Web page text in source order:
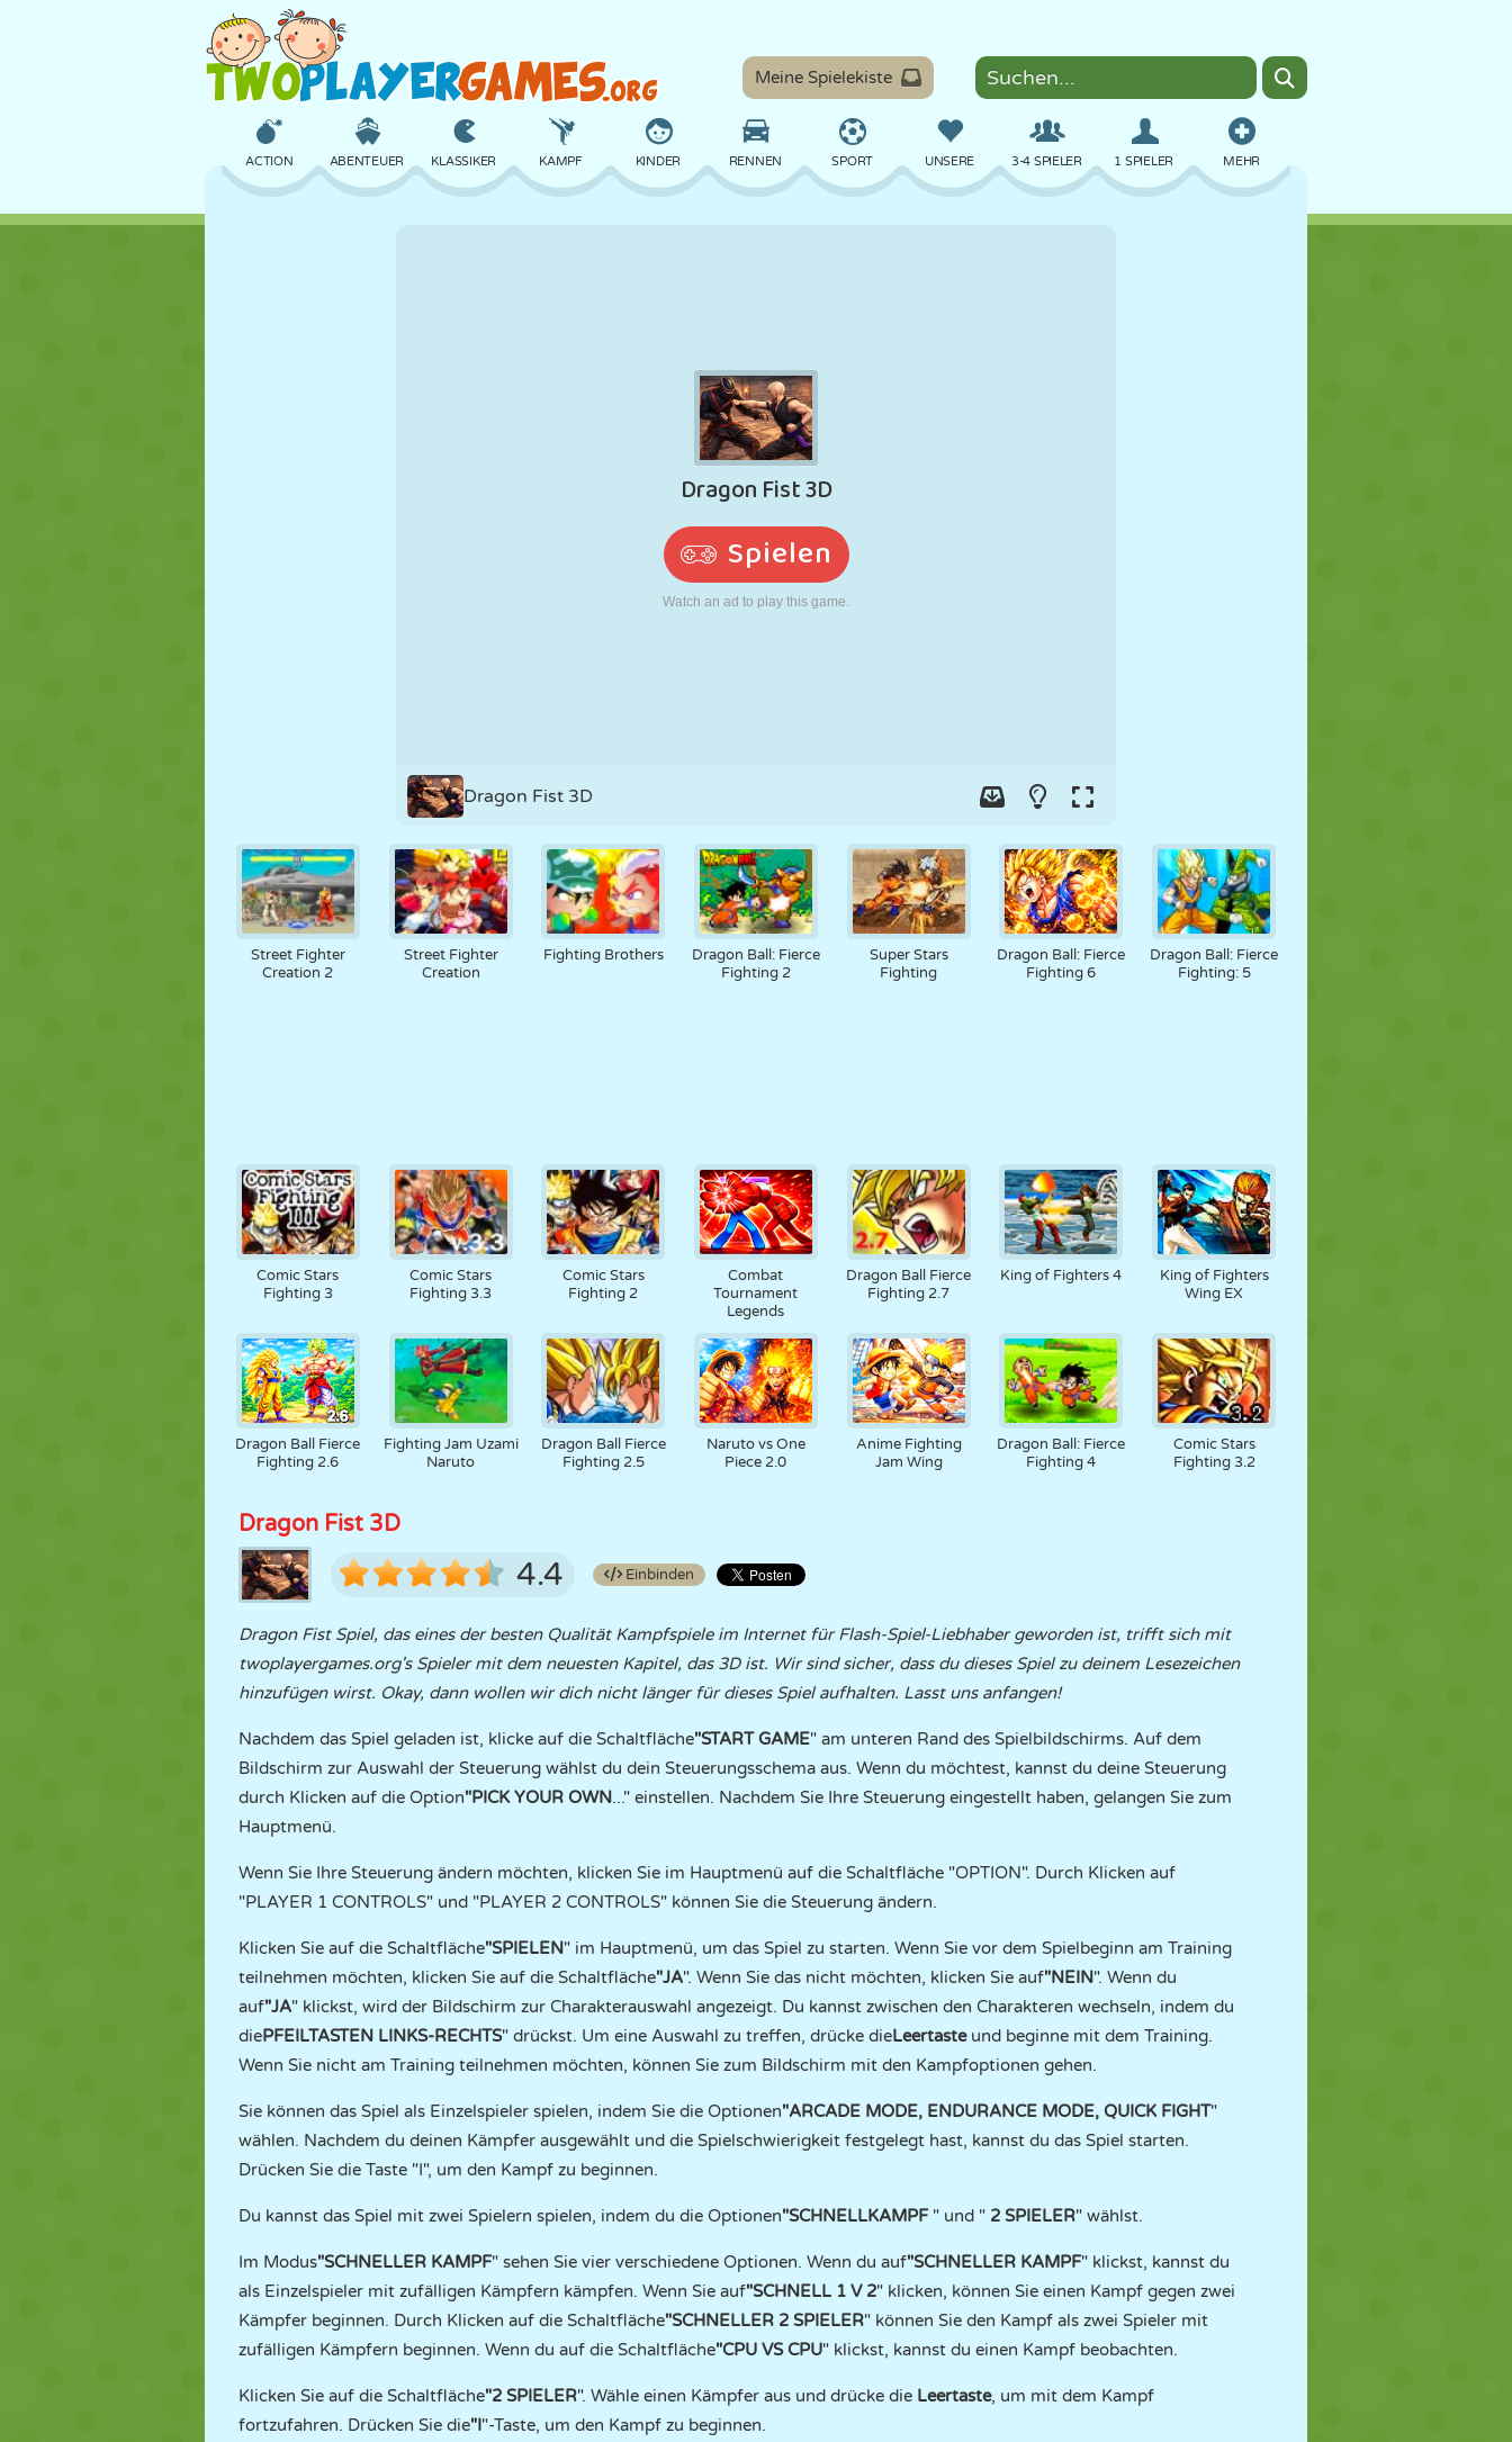
Meine Spielekiste
MEHR
ACTION ABENTEUER KLASSIKER KAMPF KINDER RENNEN SPORT UNSERE 3-4 SPIELER 1 SPIELER
MONSTER
ROBOTER SCHULE
Dragon Fist 3D
Street Fighter
Creation 2
Street Fighter
Creation
Fighting Brothers
Dragon Ball: Fierce
Fighting 2
Super Stars
Fighting
Dragon Ball: Fierce
Fighting 6
Dragon Ball: Fierce
Fighting: 5
Comic Stars
Fighting 3
Comic Stars
Fighting 3.3
Comic Stars
Fighting 2
Combat
Tournament
Legends
Dragon Ball Fierce
Fighting 2.7
King of Fighters 4
King of Fighters
Wing EX
Dragon Ball Fierce
Fighting 2.6
Fighting Jam Uzami
Naruto
Dragon Ball Fierce
Fighting 2.5
Naruto vs One
Piece 2.0
Anime Fighting
Jam Wing
Dragon Ball: Fierce
Fighting 4
Comic Stars
Fighting 3.2
Dragon Fist 3D
4.4 Einbinden
Dragon Fist Spiel, das eines der besten Qualität Kampfspiele im Internet für Flash-Spiel-Liebhaber geworden ist, trifft sich mit
twoplayergames.org's Spieler mit dem neuesten Kapitel, das 3D ist. Wir sind sicher, dass du dieses Spiel zu deinem Lesezeichen
hinzufügen wirst. Okay, dann wollen wir dich nicht länger für dieses Spiel aufhalten. Lasst uns anfangen!
Nachdem das Spiel geladen ist, klicke auf die Schaltfläche"STARTGAME" am unteren Rand des Spielbildschirms. Auf dem
Bildschirm zur Auswahl der Steuerung wählst du dein Steuerungsschema aus. Wenn du möchtest, kannst du deine Steuerung
durch Klicken auf die Option"PICK YOUR OWN..." einstellen. Nachdem Sie Ihre Steuerung eingestellt haben, gelangen Sie zum
Hauptmenü.
Wenn Sie Ihre Steuerung ändern möchten, klicken Sie im Hauptmenü auf die Schaltfläche "OPTION". Durch Klicken auf
"PLAYER 1 CONTROLS" und "PLAYER 2 CONTROLS" können Sie die Steuerung ändern.
Klicken Sie auf die Schaltfläche"SPIELEN" im Hauptmenü, um das Spiel zu starten. Wenn Sie vor dem Spielbeginn am Training
teilnehmen möchten, klicken Sie auf die Schaltfläche"JA". Wenn Sie das nicht möchten, klicken Sie auf"NEIN". Wenn du
auf"JA" klickst, wird der Bildschirm zur Charakterauswahl angezeigt. Du kannst zwischen den Charakteren wechseln, indem du
diePFEILTASTEN LINKS-RECHTS" drückst. Um eine Auswahl zu treffen, drücke dieLeertasteund beginne mit dem Training.
Wenn Sie nicht am Training teilnehmen möchten, können Sie zum Bildschirm mit den Kampfoptionen gehen.
Sie können das Spiel als Einzelspieler spielen, indem Sie die Optionen"ARCADE MODE, ENDURANCE MODE, QUICK FIGHT"
wählen. Nachdem du deinen Kämpfer ausgewählt und die Spielschwierigkeit festgelegt hast, kannst du das Spiel starten.
Drücken Sie die Taste "I", um den Kampf zu beginnen.
Du kannst das Spiel mit zwei Spielern spielen, indem du die Optionen"SCHNELLKAMPF" und " 2 SPIELER" wählst.
Im Modus"SCHNELLER KAMPF" sehen Sie vier verschiedene Optionen. Wenn du auf"SCHNELLER KAMPF" klickst, kannst du
als Einzelspieler mit zufälligen Kämpfern kämpfen. Wenn Sie auf"SCHNELL 1 V 2" klicken, können Sie einen Kampf gegen zwei
Kämpfer beginnen. Durch Klicken auf die Schaltfläche"SCHNELLER 2 SPIELER" können Sie den Kampf als zwei Spieler mit
zufälligen Kämpfern beginnen. Wenn du auf die Schaltfläche"CPU VS CPU" klickst, kannst du einen Kampf beobachten.
Klicken Sie auf die Schaltfläche"2 SPIELER". Wähle einen Kämpfer aus und drücke die Leertaste, um mit dem Kampf
fortzufahren. Drücken Sie die"I"-Taste, um den Kampf zu beginnen.